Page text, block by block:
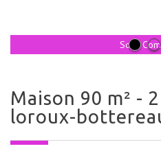
Sous
maison 90 m² - 2 pièces - le
loroux-